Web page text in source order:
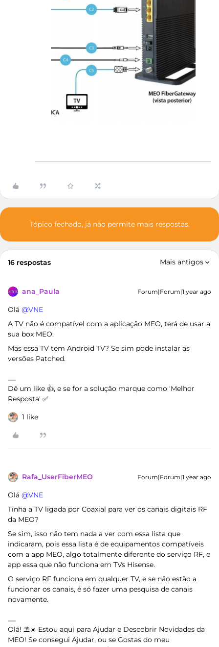
Tópico fechado, já não permite mais respostas.
16 respostas Mais antigos
ana_Paula Forum|Forum|1 year ago
Olá ​ @VNE
A TV não é compatível com a aplicação MEO, terá de usar a
sua box MEO.
Mas essa TV tem Android TV? Se sim pode instalar as
versões Patched.
Dê um like 👍, e se for a solução marque como 'Melhor
Resposta' ✅
1 like
Rafa_UserFiberMEO Forum|Forum|1 year ago
Olá ​ @VNE
Tinha a TV ligada por Coaxial para ver os canais digitais RF
da MEO?
Se sim, isso não tem nada a ver com essa lista que
indicaram, pois essa lista é de equipamentos compatíveis
com a app MEO, algo totalmente diferente do serviço RF, e
app essa que não funciona em TVs Hisense.
O serviço RF funciona em qualquer TV, e se não estão a
funcionar os canais, é só fazer uma pesquisa de canais
novamente.
Olá! ⛱️☀️ Estou aqui para Ajudar e Descobrir Novidades da
MEO! Se consegui Ajudar, ou se Gostas do meu